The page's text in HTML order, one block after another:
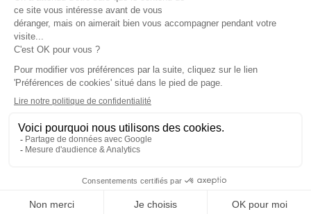
©2026 F-INITIATIVES
Politique de confidentialité relative au site F.initiatives
Mentions légales
Préférences de cookies
Accessibilité : partiellement conforme
RECHERCHER